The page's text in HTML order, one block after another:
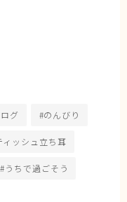
グ #のんびり
ィッシュ立ち耳
#うちで過ごそう